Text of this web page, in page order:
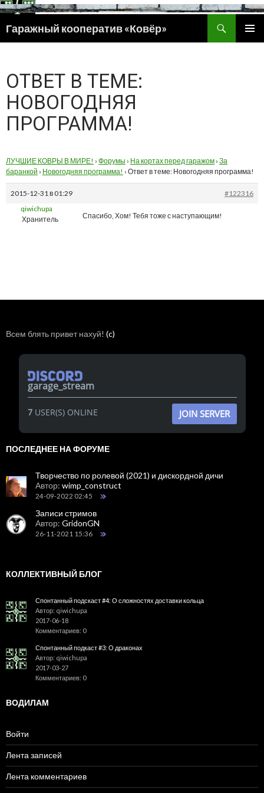
Гаражный кооператив «Ковёр»
ПЕРЕЙТИ
ОТВЕТ В ТЕМЕ:
НОВОГОДНЯЯ
ПРОГРАММА!
ЛУЧШИЕ КОВРЫ В МИРЕ! › Форумы › На кортах перед гаражом › За
баранкой › Новогодняя программа! › Ответ в теме: Новогодняя программа!
2015-12-31 в 01:29
#122316
qiwichupa
Хранитель
Спасибо, Хом! Тебя тоже с наступающим!
Всем блять привет нахуй! (c)
garage_stream
7USER(S) ONLINE JOIN SERVER
ПОСЛЕДНЕЕ НА ФОРУМЕ
Творчество по ролевой (2021) и дискордной дичи
Автор: wimp_construct
24-09-2022 02:45
Записи стримов
Автор: GridonGN
26-11-2021 15:36
КОЛЛЕКТИВНЫЙ БЛОГ
Спонтанный подскаст #4: О сложностях доставки кольца
Автор: qiwichupa
2017-06-18
Комментариев: 0
Спонтанный подкаст #3: О драконах
Автор: qiwichupa
2017-03-27
Комментариев: 0
ВОДИЛАМ
Войти
Лента записей
Лента комментариев